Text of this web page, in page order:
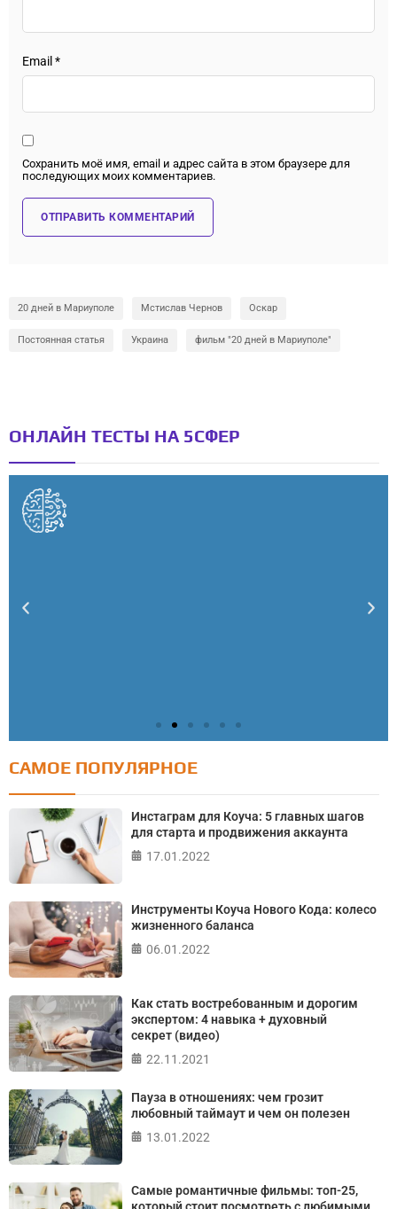
Email *
Сохранить моё имя, email и адрес сайта в этом браузере для
последующих моих комментариев.
20 дней в Мариуполе Мстислав Чернов Оскар
Постоянная статья Украина фильм "20 дней в Мариуполе"
ОНЛАЙН ТЕСТЫ НА 5СФЕР
Тест: Как я контролирую свою жизнь?
Онлайн тест на основе шкалы локуса контроля
Джулиана Роттера
САМОЕ ПОПУЛЯРНОЕ
Инстаграм для Коуча: 5 главных шагов
для старта и продвижения аккаунта
17.01.2022
Инструменты Коуча Нового Кода: колесо
жизненного баланса
06.01.2022
Как стать востребованным и дорогим
экспертом: 4 навыка + духовный
секрет (видео)
22.11.2021
Пауза в отношениях: чем грозит
любовный таймаут и чем он полезен
13.01.2022
Самые романтичные фильмы: топ-25,